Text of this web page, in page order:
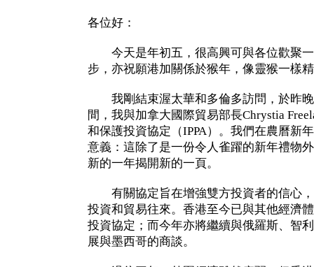
各位好：
今天是年初五，很高興可與各位歡聚一
步，亦祝願港加關係於猴年，像靈猴一樣
我剛結束渥太華和多倫多訪問，於昨晚
間，我與加拿大國際貿易部長Chrystia
和保護投資協定（IPPA）。我們在農曆新
意義：這除了是一份令人雀躍的新年禮物
新的一年揭開新的一頁。
有關協定旨在增強雙方投資者的信心，
投資和貿易往來。香港至今已與其他經濟
投資協定；而今年亦將繼續與俄羅斯、智
展與墨西哥的商談。